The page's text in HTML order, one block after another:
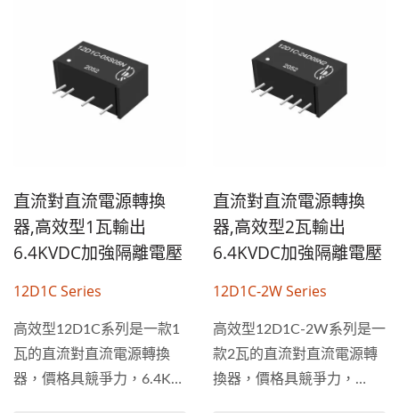
直流對直流電源轉換
器,高效型1瓦輸出
6.4KVDC加強隔離電壓
12D1C Series
高效型12D1C系列是一款1
瓦的直流對直流電源轉換
器，價格具競爭力，6.4KV
直流對直流電源轉換
器,高效型2瓦輸出
6.4KVDC加強隔離電壓
12D1C-2W Series
高效型12D1C-2W系列是一
款2瓦的直流對直流電源轉
換器，價格具競爭力，